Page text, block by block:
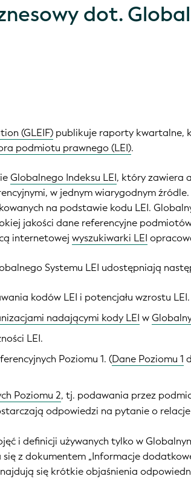
dot.
(GLEIF) publikuje raporty kwartalne,
podmiotu prawnego (LEI).
Globalnego Indeksu LEI, który zawiera
w jednym wiarygodnym
na podstawie kodu LEI.
jakości dane referencyjne
internetowejwyszukiwarki LEI
Systemu LEI udostępniają
kodów LEI i potencjału wzrostu LEI.
nadającymi kody LEI w
LEI.
Poziomu 1. (Dane Poziomu 1
Poziomu 2, tj. podawania przez
odpowiedzi na pytanie o
i definicji używanych tylko w
z dokumentem „Informacje
się krótkie objaśnienia